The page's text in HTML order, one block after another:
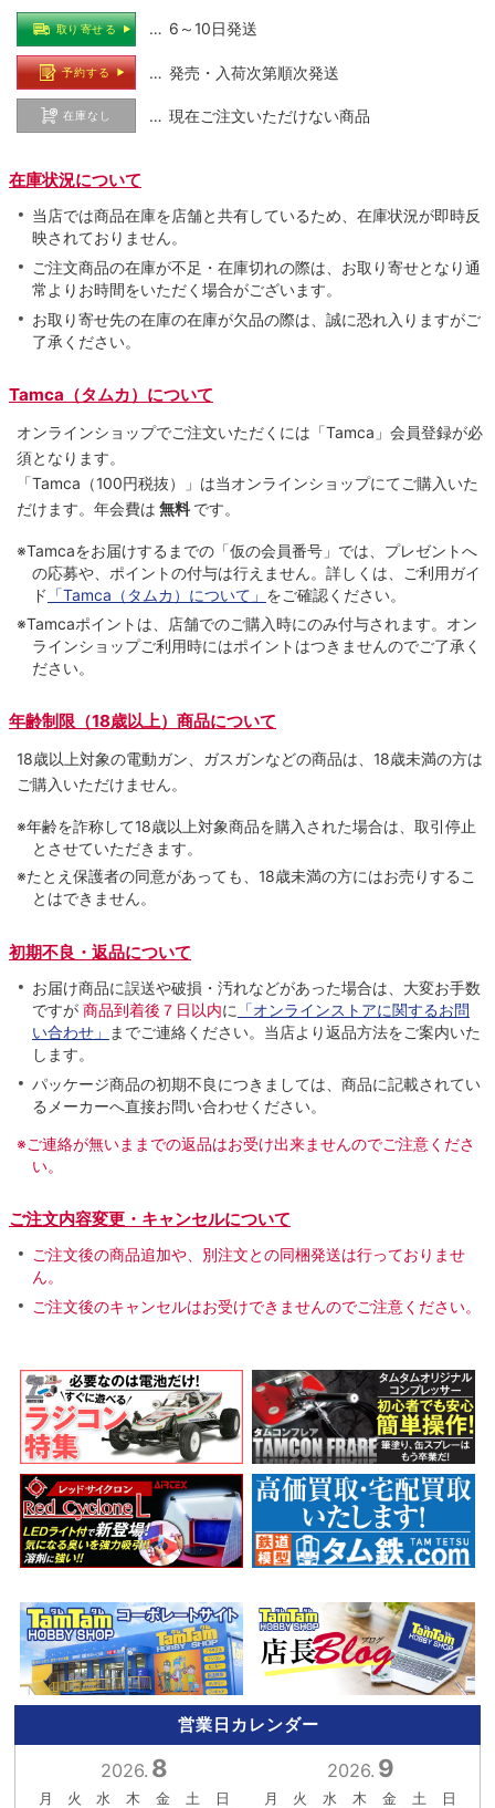
取り寄せる … 6～10日発送
予約する … 発売・入荷次第順次発送
在庫なし … 現在ご注文いただけない商品
在庫状況について
当店では商品在庫を店舗と共有しているため、在庫状況が即時反
映されておりません。
ご注文商品の在庫が不足・在庫切れの際は、お取り寄せとなり通
常よりお時間をいただく場合がございます。
お取り寄せ先の在庫の在庫が欠品の際は、誠に恐れ入りますがご
了承ください。
Tamca（タムカ）について
オンラインショップでご注⽂いただくには「Tamca」会員登録が必
須となります。
「Tamca （100円税抜）
」は当オンラインショップにてご購⼊いた
だけます。 年会費は 無料 です。
※Tamcaをお届けするまでの「仮の会員番号」では、プレゼントへ
の応募や、ポイントの付与は⾏えません。詳しくは、ご利⽤ガイ
ド 「Tamca（タムカ）について」 をご確認ください。
※Tamcaポイントは、店舗でのご購⼊時にのみ付与されます。オン
ラインショップご利用時にはポイントはつきませんのでご了承く
ださい。
年齢制限（18歳以上）商品について
18歳以上対象の電動ガン、ガスガンなどの商品は、18歳未満の方は
ご購入いただけません。
※年齢を詐称して18歳以上対象商品を購入された場合は、取引停止
とさせていただきます。
※たとえ保護者の同意があっても、18歳未満の方にはお売りするこ
とはできません。
初期不良・返品について
お届け商品に誤送や破損・汚れなどがあった場合は、大変お手数
ですが 商品到着後７日以内に 「オンラインストアに関するお問
い合わせ」
までご連絡ください。当店より返品方法をご案内いた
します。
パッケージ商品の初期不良につきましては、商品に記載されてい
るメーカーへ直接お問い合わせください。
※ご連絡が無いままでの返品はお受け出来ませんのでご注意くださ
い。
ご注文内容変更・キャンセルについて
ご注文後の商品追加や、別注文との同梱発送は行っておりませ
ん。
ご注文後のキャンセルはお受けできませんのでご注意ください。
営業日カレンダー
2026. 8
月 火 水 木 金 土
日
2026. 9
月 火 水 木 金 土
日